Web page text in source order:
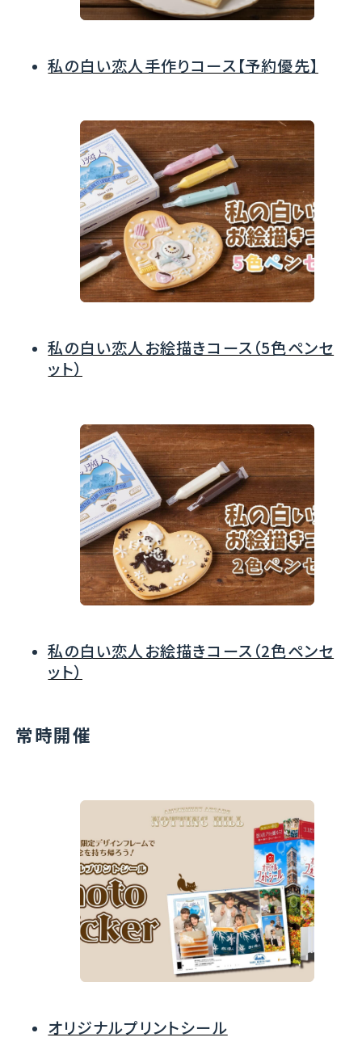
私の白い恋人手作りコース【予約優先】
私の白い恋人お絵描きコース（5色ペンセ
ット）
私の白い恋人お絵描きコース（2色ペンセ
ット）
常時開催
オリジナルプリントシール